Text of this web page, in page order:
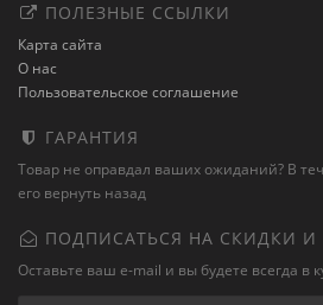
ПОЛЕЗНЫЕ ССЫЛКИ
Карта сайта
О нас
Пользовательское соглашение
ГАРАНТИЯ
Товар не оправдал ваших ожиданий? В
его вернуть назад
ПОДПИСАТЬСЯ НА СКИДКИ
Оставьте ваш e-mail и вы будете всегда в